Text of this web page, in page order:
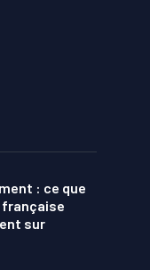
: ce que
sur